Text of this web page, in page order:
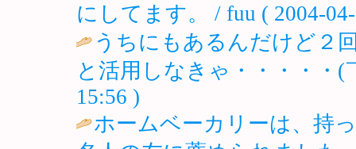
にしてます。 / fuu ( 2004-
うちにもあるんだけど２
と活用しなきゃ・・・・・(
15:56 )
ホームベーカリーは、持